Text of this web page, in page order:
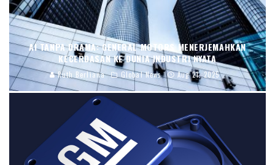
AI TANPA DRAMA: GENERAL MOTORS MENERJEMAHKAN
KECERDASAN KE DUNIA INDUSTRI NYATA
Ruth Berliana Global News Aug 21, 2025